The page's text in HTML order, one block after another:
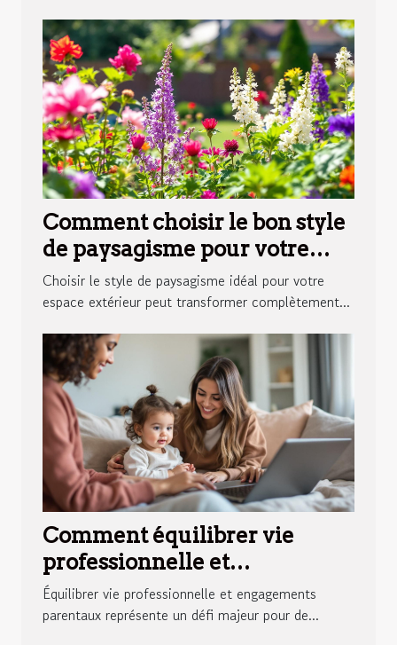
Comment choisir le bon style
de paysagisme pour votre
espace extérieur ?
Choisir le style de paysagisme idéal pour votre
espace extérieur peut transformer complètement...
Comment équilibrer vie
professionnelle et
engagements parentaux ?
Équilibrer vie professionnelle et engagements
parentaux représente un défi majeur pour de...